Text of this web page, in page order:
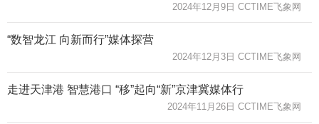
2024年12月9日 CCTIME飞象网
“数智龙江 向新而行”媒体探营
2024年12月3日 CCTIME飞象网
走进天津港 智慧港口 “移”起向“新”京津冀媒体行
2024年11月26日 CCTIME飞象网